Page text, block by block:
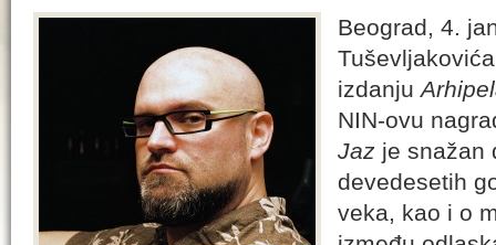
Beograd, 4.
izdanju
NIN-ovu
Jaz je snažan
devedesetih
veka, kao i o